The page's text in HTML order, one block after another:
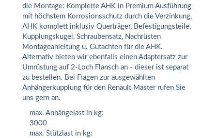
die Montage: Komplette AHK in Premium Ausführung
mit höchstem Korrosionsschutz durch die Verzinkung,
AHK komplett inklusiv Querträger, Befestigungsteile,
Kupplungskugel, Schraubensatz, Nachrüsten
Montageanleitung u. Gutachten für die AHK.
Alternativ bieten wir ebenfalls einen Adaptersatz zur
Umrüstung auf 2-Loch Flansch an - dieser ist separat
zu bestellen. Bei Fragen zur ausgewählten
Anhängerkupplung für den Renault Master rufen Sie
uns gern an.
max. Anhängelast in kg:
3000
max. Stützlast in kg: